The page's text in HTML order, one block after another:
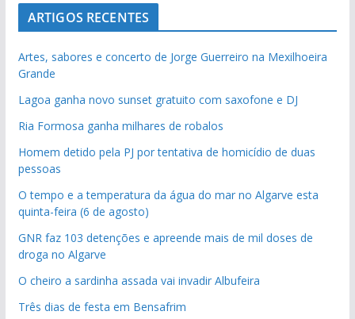
ARTIGOS RECENTES
Artes, sabores e concerto de Jorge Guerreiro na Mexilhoeira
Grande
Lagoa ganha novo sunset gratuito com saxofone e DJ
Ria Formosa ganha milhares de robalos
Homem detido pela PJ por tentativa de homicídio de duas
pessoas
O tempo e a temperatura da água do mar no Algarve esta
quinta-feira (6 de agosto)
GNR faz 103 detenções e apreende mais de mil doses de
droga no Algarve
O cheiro a sardinha assada vai invadir Albufeira
Três dias de festa em Bensafrim